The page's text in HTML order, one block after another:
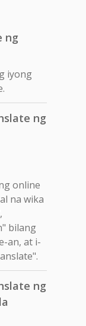
ng
iyong
ng
online
na wika
bilang
an, at i-
ng